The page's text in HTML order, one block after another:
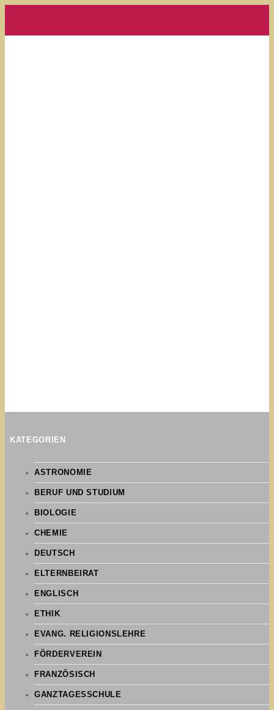
KATEGORIEN
ASTRONOMIE
BERUF UND STUDIUM
BIOLOGIE
CHEMIE
DEUTSCH
ELTERNBEIRAT
ENGLISCH
ETHIK
EVANG. RELIGIONSLEHRE
FÖRDERVEREIN
FRANZÖSISCH
GANZTAGESSCHULE